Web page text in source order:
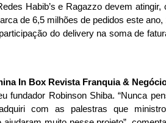
Habib’s e Ragazzo devem atingir,
de 6,5 milhões de pedidos este ano,
do delivery na soma de
fundador Robinson Shiba. “Nunca
com as palestras que